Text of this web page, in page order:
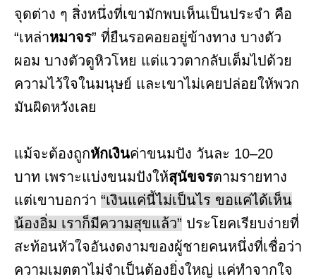
จุดต่าง ๆ สิ่งหนึ่งที่เขามักพบเห็นเป็นประจำ คือ
“เหล่าหมาจร” ที่ยืนรอคอยอยู่ข้างทาง บางตัว
ผอม บางตัวดูหิวโหย แต่แววตากลับเต็มไปด้วย
ความไว้ใจในมนุษย์ และเขาไม่เคยปล่อยให้พวก
มันผิดหวังเลย
แม้จะต้องถูกหักเงินค่าขนมปัง วันละ 10–20
บาท เพราะแบ่งขนมปังให้สุนัขจรตามรายทาง
แต่เขาบอกว่า “เงินแค่นี้ไม่เป็นไร ขอแค่ได้เห็น
น้องอิ่ม เราก็มีความสุขแล้ว” ประโยคเรียบง่ายที่
สะท้อนหัวใจอันงดงามของผู้ชายคนหนึ่งที่เชื่อว่า
ความเมตตาไม่จำเป็นต้องยิ่งใหญ่ แค่ทำจากใจ